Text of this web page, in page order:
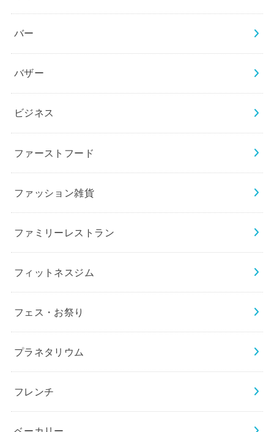
バー
バザー
ビジネス
ファーストフード
ファッション雑貨
ファミリーレストラン
フィットネスジム
フェス・お祭り
プラネタリウム
フレンチ